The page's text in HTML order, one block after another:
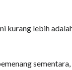
kurang lebih